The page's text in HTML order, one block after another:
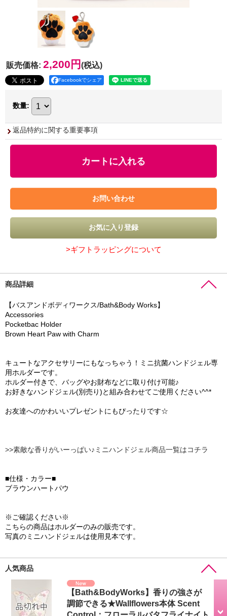
販売価格: 2,200円 (税込)
Facebookでシェア
数量:
返品特約に関する重要事項
>ギフトラッピングについて
商品詳細
【バスアンドボディワークス/Bath&Body Works】
Accessories
Pocketbac Holder
Brown Heart Paw with Charm
キュートなアクセサリーにもなっちゃう！ミニ抗菌ハンドジェル専
用ホルダーです。
ホルダー付きで、バッグやお財布などに取り付け可能♪
お好きなハンドジェル(別売り)と組み合わせてご使用ください^^*
お友達へのかわいいプレゼントにもぴったりです☆
>>素敵な香りがいーっぱい♪ミニハンドジェル商品一覧はコチラ
■仕様・カラー■
ブラウンハートパウ
※ご確認ください※
こちらの商品はホルダーのみの販売です。
写真のミニハンドジェルは使用見本です。
人気商品
【Bath&BodyWorks】香りの強さが
調節できる★Wallflowers本体 Scent